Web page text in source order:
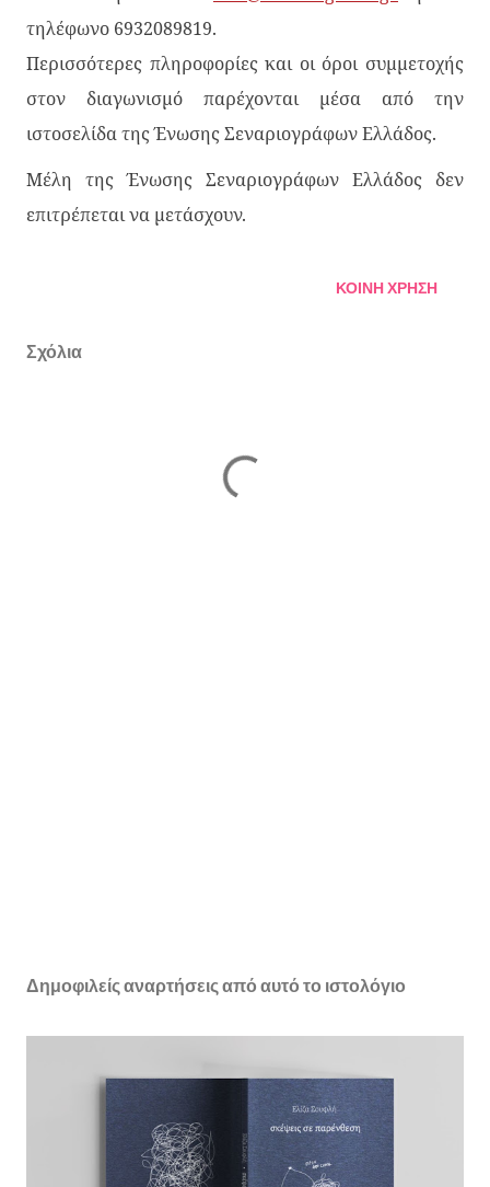
τηλέφωνο 6932089819.
Περισσότερες πληροφορίες και οι όροι συμμετοχής
στον διαγωνισμό παρέχονται μέσα από την
ιστοσελίδα της Ένωσης Σεναριογράφων Ελλάδος.
Μέλη της Ένωσης Σεναριογράφων Ελλάδος δεν
επιτρέπεται να μετάσχουν.
ΚΟΙΝΉ ΧΡΉΣΗ
Σχόλια
Δημοφιλείς αναρτήσεις από αυτό το ιστολόγιο